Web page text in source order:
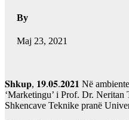
By
Maj 23, 2021
𝐒𝐡𝐤𝐮𝐩, 𝟏𝟗.𝟎𝟓.𝟐𝟎𝟐𝟏 Në
‘Маrketingu’ i Prof. Dr. Neritan
Shkencave Teknike pranë